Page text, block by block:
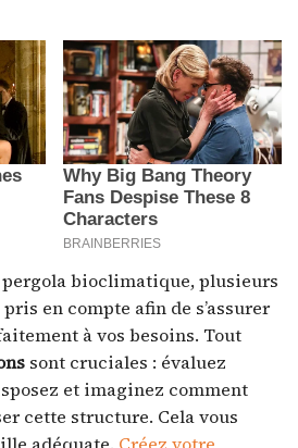
pergola bioclimatique, plusieurs
en compte afin de s’assurer
à vos besoins. Tout
sont cruciales : évaluez
et imaginez comment
cette structure. Cela vous